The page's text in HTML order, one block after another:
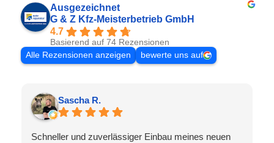
Ausgezeichnet
G & Z Kfz-Meisterbetrieb GmbH
4.7
Basierend auf 74 Rezensionen
Alle Rezensionen anzeigen
bewerte uns auf
Sascha R.
Schneller und zuverlässiger Einbau meines neuen